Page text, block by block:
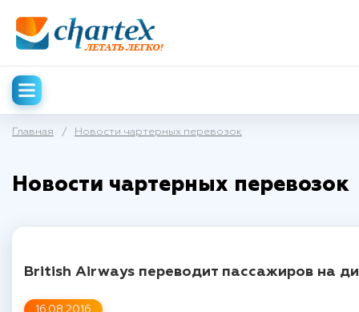
Главная / Новости чартерных перевозок
Новости чартерных перевозок
16.08.2016
British Airways переводит пассажиров на